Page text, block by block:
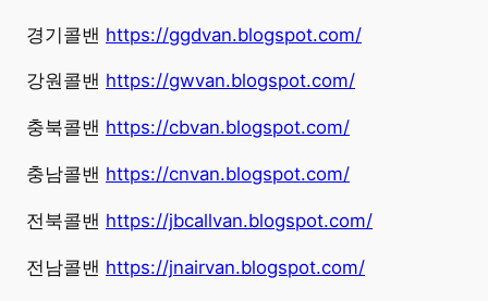
경기콜밴 https://ggdvan.blogspot.com/
강원콜밴 https://gwvan.blogspot.com/
충북콜밴 https://cbvan.blogspot.com/
충남콜밴 https://cnvan.blogspot.com/
전북콜밴 https://jbcallvan.blogspot.com/
전남콜밴 https://jnairvan.blogspot.com/